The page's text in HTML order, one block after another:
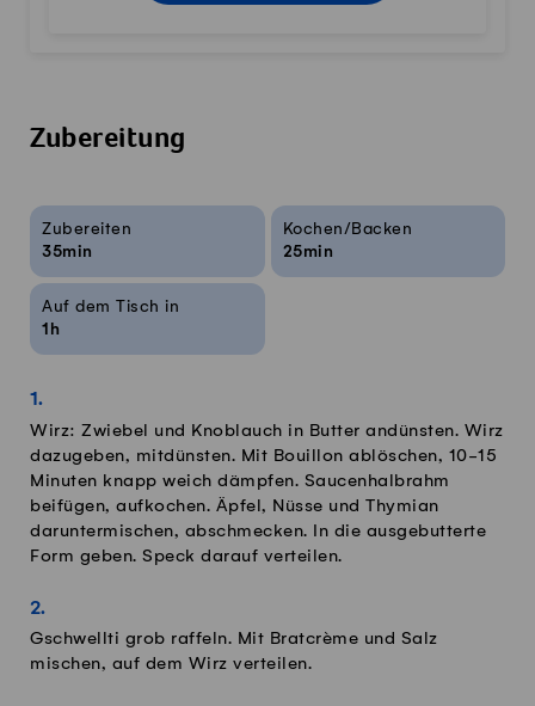
Zubereitung
Rezeptinfos
Zubereiten
35min
Kochen/Backen
25min
Auf dem Tisch in
1h
Wirz: Zwiebel und Knoblauch in Butter andünsten. Wirz
dazugeben, mitdünsten. Mit Bouillon ablöschen, 10-15
Minuten knapp weich dämpfen. Saucenhalbrahm
beifügen, aufkochen. Äpfel, Nüsse und Thymian
daruntermischen, abschmecken. In die ausgebutterte
Form geben. Speck darauf verteilen.
Gschwellti grob raffeln. Mit Bratcrème und Salz
mischen, auf dem Wirz verteilen.